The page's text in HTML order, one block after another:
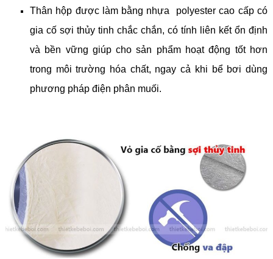
Thân hộp được làm bằng nhựa polyester cao cấp có
gia cố sợi thủy tinh chắc chắn, có tính liên kết ổn định
và bền vững giúp cho sản phẩm hoạt động tốt hơn
trong môi trường hóa chất, ngay cả khi bể bơi dùng
phương pháp điện phân muối.